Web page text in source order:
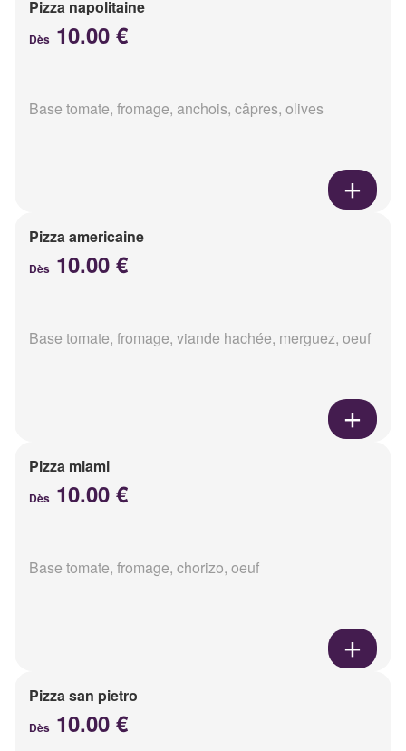
Pizza napolitaine
Dès 10.00 €
Base tomate, fromage, anchois, câpres, olives
Pizza americaine
Dès 10.00 €
Base tomate, fromage, viande hachée, merguez, oeuf
Pizza miami
Dès 10.00 €
Base tomate, fromage, chorizo, oeuf
Pizza san pietro
Dès 10.00 €